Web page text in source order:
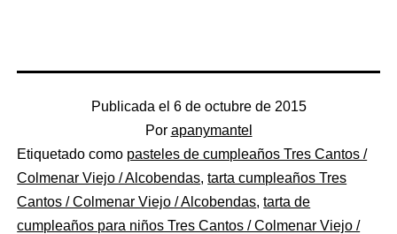
Publicada el 6 de octubre de 2015
Por apanymantel
Categorizado
como
Pastelerías
Asociadas
Etiquetado como pasteles de cumpleaños Tres Cantos /
Colmenar Viejo / Alcobendas,tarta cumpleaños Tres
Cantos / Colmenar Viejo / Alcobendas,tarta de
cumpleaños para niños Tres Cantos / Colmenar Viejo /